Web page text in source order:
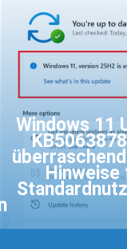
Windows 11
Hinweise